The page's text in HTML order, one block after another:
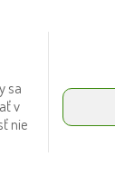
sa
v
nie